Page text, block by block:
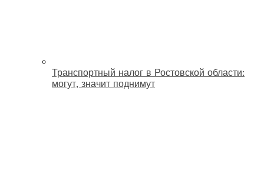
Транспортный налог в Ростовской области:
могут, значит поднимут